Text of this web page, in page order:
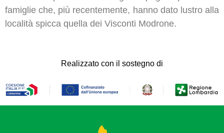
famiglie che, più recentemente, hanno dato lustro alla
località spicca quella dei Visconti Modrone.
Realizzato con il sostegno di